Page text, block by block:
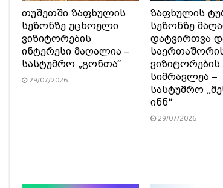
თუშეთში ზაფხულის
სეზონზე უცხოელი
ვიზიტორების
ინტერესი მაღალია –
სასტუმრო „გონთა“
29/07/2026
ზაფხულის
სეზონზე
დატვირთვა
ვიზიტორების
სიმრავლეა –
სასტუმრო
ინნ“
29/07/2026